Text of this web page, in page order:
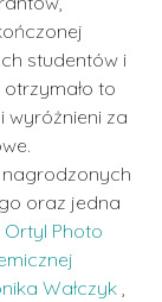
studentów i
to
wyróżnieni za
nagrodzonych
oraz jedna
Ortyl Photo
Wałczyk ,